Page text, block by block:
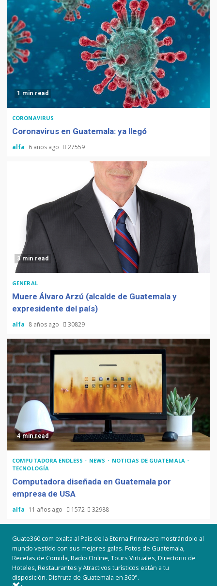
1 min read
CORONAVIRUS
Coronavirus en Guatemala: ya llegó
alfa 6 años ago 27559
3 min read
GENERAL
Muere Álvaro Arzú (alcalde de Guatemala y
expresidente del país)
alfa 8 años ago 30829
4 min read
COMPUTADORA ENDLESS NEWS
NOTICIAS DE GUATEMALA
TECNOLOGÍA
Computadora diseñada en Guatemala por
empresa de USA
alfa 11 años ago 1572 32988
Guate360.com exalta al País de la Eterna Primavera mostrándolo al
mundo vestido con sus mejores galas. Fotos de Guatemala,
Recetas de Comida, Radio Online, Tours Virtuales, Directorio de
Hoteles, Restaurantes y Atractivos turísticos están a tu
disposición. Disfruta de Guatemala en 360°.